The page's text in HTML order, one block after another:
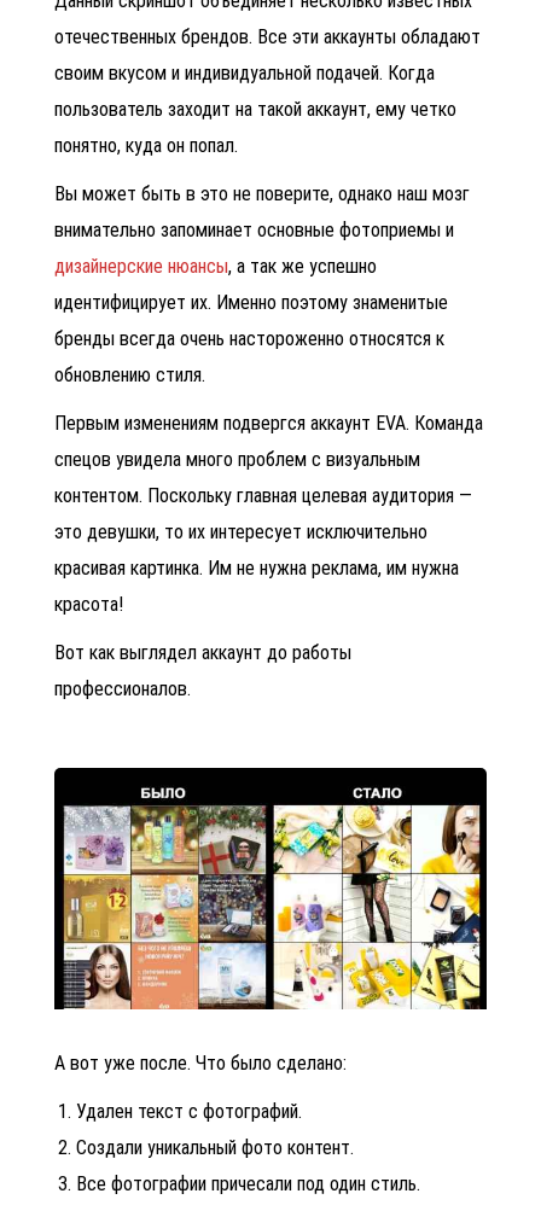
отечественных брендов. Все эти аккаунты обладают
своим вкусом и индивидуальной подачей. Когда
пользователь заходит на такой аккаунт, ему четко
понятно, куда он попал.
Вы может быть в это не поверите, однако наш мозг
внимательно запоминает основные фотоприемы и
дизайнерские нюансы, а так же успешно
идентифицирует их. Именно поэтому знаменитые
бренды всегда очень настороженно относятся к
обновлению стиля.
Первым изменениям подвергся аккаунт EVA. Команда
спецов увидела много проблем с визуальным
контентом. Поскольку главная целевая аудитория —
это девушки, то их интересует исключительно
красивая картинка. Им не нужна реклама, им нужна
красота!
Вот как выглядел аккаунт до работы
профессионалов.
А вот уже после. Что было сделано:
Удален текст с фотографий.
Создали уникальный фото контент.
Все фотографии причесали под один стиль.